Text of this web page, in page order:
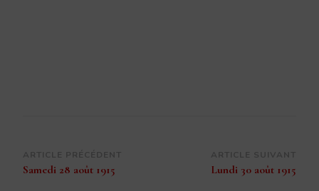
Navigation
d’article
Samedi 28 août 1915 Lundi 30 août 1915